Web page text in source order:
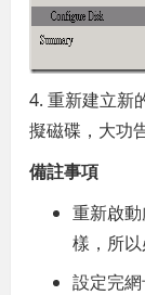
4. 重新建立新
擬磁碟，大功
備註事項
重新啟
樣，所
設定完